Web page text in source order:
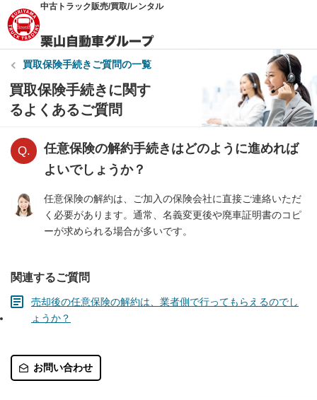
中古トラック販売/買取/レンタル
買取保険手続きご質問の一覧
買取保険手続きに関す
るよくあるご質問
任意保険の解約手続きはどのように進めれば
よいでしょうか？
任意保険の解約は、ご加入の保険会社に直接ご連絡いただ
く必要があります。通常、名義変更後や廃車証明書のコピ
ーが求められる場合が多いです。
関連するご質問
売却後の任意保険の解約は、業者側で行ってもらえるのでし
ょうか？
お問い合わせ